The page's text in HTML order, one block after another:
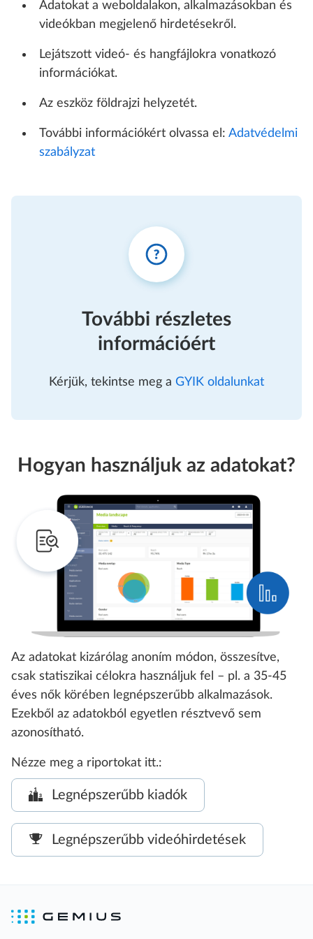
Adatokat a weboldalakon, alkalmazásokban és
videókban megjelenő hirdetésekről.
Lejátszott videó- és hangfájlokra vonatkozó
információkat.
Az eszköz földrajzi helyzetét.
További információkért olvassa el: Adatvédelmi
szabályzat
További részletes
információért
Kérjük, tekintse meg a GYIK oldalunkat
Hogyan használjuk az adatokat?
Az adatokat kizárólag anoním módon, összesítve,
csak statiszikai célokra használjuk fel – pl. a 35-45
éves nők körében legnépszerűbb alkalmazások.
Ezekből az adatokból egyetlen résztvevő sem
azonosítható.
Nézze meg a riportokat itt.:
Legnépszerűbb kiadók
Legnépszerűbb videóhirdetések